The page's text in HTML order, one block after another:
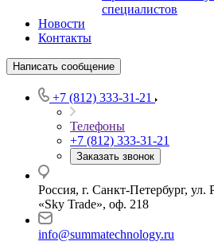
специалистов
Новости
Контакты
Написать сообщение
+7 (812) 333-31-21
Телефоны
+7 (812) 333-31-21
Заказать звонок
Россия, г. Санкт-Петербург,
«Sky Trade», оф. 218
info@summatechnology.ru